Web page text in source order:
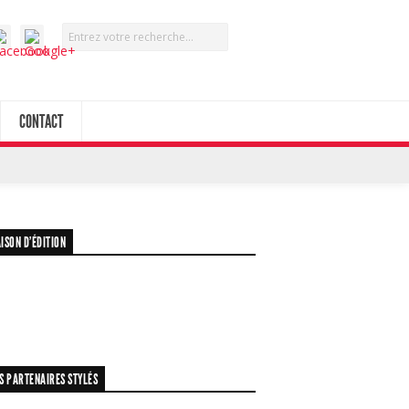
CONTACT
D’ÉDITION
PARTENAIRES STYLÉS